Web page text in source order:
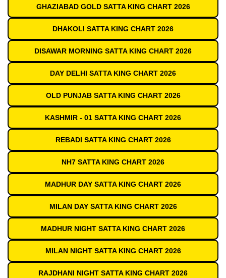
GHAZIABAD GOLD SATTA KING CHART 2026
DHAKOLI SATTA KING CHART 2026
DISAWAR MORNING SATTA KING CHART 2026
DAY DELHI SATTA KING CHART 2026
OLD PUNJAB SATTA KING CHART 2026
KASHMIR - 01 SATTA KING CHART 2026
REBADI SATTA KING CHART 2026
NH7 SATTA KING CHART 2026
MADHUR DAY SATTA KING CHART 2026
MILAN DAY SATTA KING CHART 2026
MADHUR NIGHT SATTA KING CHART 2026
MILAN NIGHT SATTA KING CHART 2026
RAJDHANI NIGHT SATTA KING CHART 2026